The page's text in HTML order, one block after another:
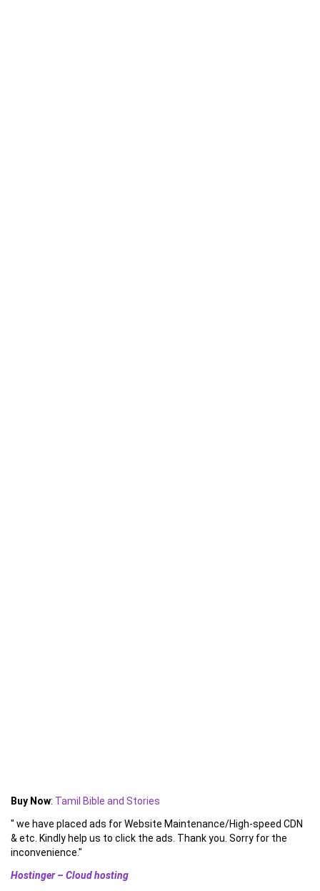
Buy Now: Tamil Bible and Stories
" we have placed ads for Website Maintenance/High-speed CDN
& etc. Kindly help us to click the ads. Thank you. Sorry for the
inconvenience."
Hostinger – Cloud hosting